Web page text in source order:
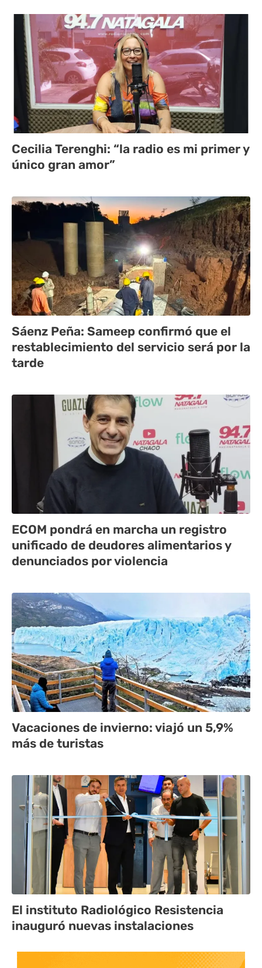
Cecilia Terenghi: “la radio es mi primer y
único gran amor”
Sáenz Peña: Sameep confirmó que el
restablecimiento del servicio será por la
tarde
ECOM pondrá en marcha un registro
unificado de deudores alimentarios y
denunciados por violencia
Vacaciones de invierno: viajó un 5,9%
más de turistas
El instituto Radiológico Resistencia
inauguró nuevas instalaciones